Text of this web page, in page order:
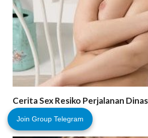
Cerita Sex Resiko Perjalanan Dinas
September 17, 2021
Join Group Telegram